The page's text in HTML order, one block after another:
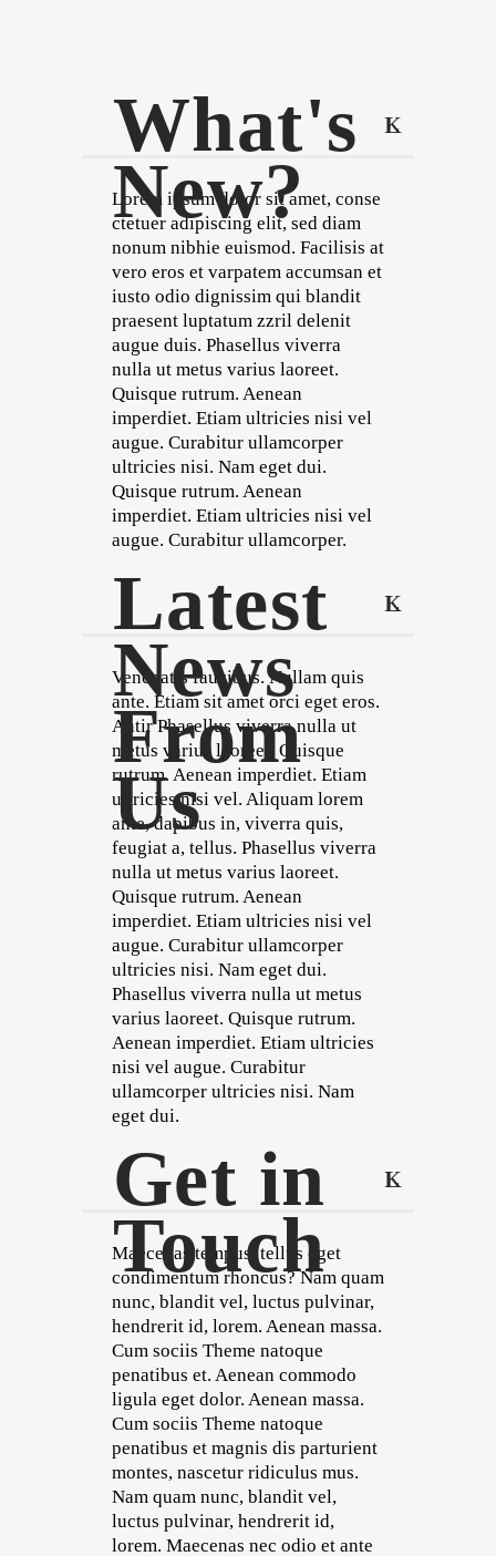
What's
New?
Lorem ipsum dolor sit amet, conse
ctetuer adipiscing elit, sed diam
nonum nibhie euismod. Facilisis at
vero eros et varpatem accumsan et
iusto odio dignissim qui blandit
praesent luptatum zzril delenit
augue duis. Phasellus viverra
nulla ut metus varius laoreet.
Quisque rutrum. Aenean
imperdiet. Etiam ultricies nisi vel
augue. Curabitur ullamcorper
ultricies nisi. Nam eget dui.
Quisque rutrum. Aenean
imperdiet. Etiam ultricies nisi vel
augue. Curabitur ullamcorper.
Latest
News
From
Us
Venenatis faucibus. Nullam quis
ante. Etiam sit amet orci eget eros.
Antir Phasellus viverra nulla ut
metus varius laoreet. Quisque
rutrum. Aenean imperdiet. Etiam
ultricies nisi vel. Aliquam lorem
ante, dapibus in, viverra quis,
feugiat a, tellus. Phasellus viverra
nulla ut metus varius laoreet.
Quisque rutrum. Aenean
imperdiet. Etiam ultricies nisi vel
augue. Curabitur ullamcorper
ultricies nisi. Nam eget dui.
Phasellus viverra nulla ut metus
varius laoreet. Quisque rutrum.
Aenean imperdiet. Etiam ultricies
nisi vel augue. Curabitur
ullamcorper ultricies nisi. Nam
eget dui.
Get in
Touch
Maecenas tempus, tellus eget
condimentum rhoncus? Nam quam
nunc, blandit vel, luctus pulvinar,
hendrerit id, lorem. Aenean massa.
Cum sociis Theme natoque
penatibus et. Aenean commodo
ligula eget dolor. Aenean massa.
Cum sociis Theme natoque
penatibus et magnis dis parturient
montes, nascetur ridiculus mus.
Nam quam nunc, blandit vel,
luctus pulvinar, hendrerit id,
lorem. Maecenas nec odio et ante